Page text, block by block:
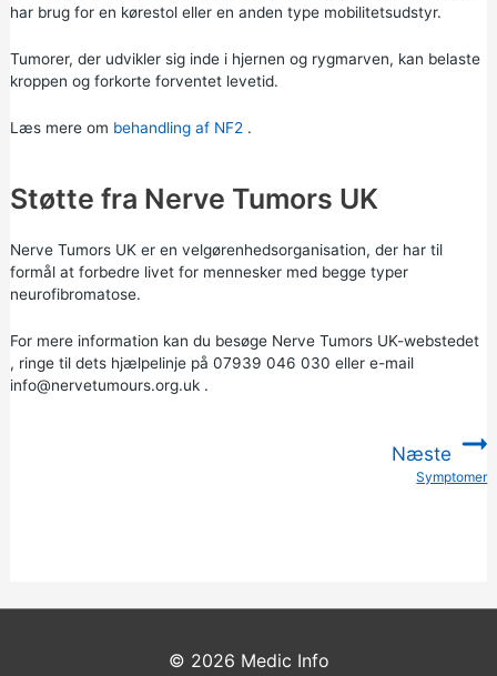
har brug for en kørestol eller en anden type mobilitetsudstyr.
Tumorer, der udvikler sig inde i hjernen og rygmarven, kan belaste
kroppen og forkorte forventet levetid.
Læs mere om behandling af NF2 .
Støtte fra Nerve Tumors UK
Nerve Tumors UK er en velgørenhedsorganisation, der har til
formål at forbedre livet for mennesker med begge typer
neurofibromatose.
For mere information kan du besøge Nerve Tumors UK-webstedet
, ringe til dets hjælpelinje på 07939 046 030 eller e-mail
info@nervetumours.org.uk.
Næste
:
Symptomer
© 2026 Medic Info